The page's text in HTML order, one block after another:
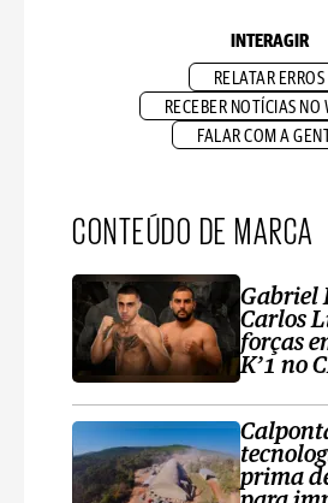
INTERAGIR
RELATAR ERROS
RECEBER NOTÍCIAS NO
FALAR COM A
CONTEÚDO DE MARCA
Gabriel
Carlos
forças
K’1 no
prima